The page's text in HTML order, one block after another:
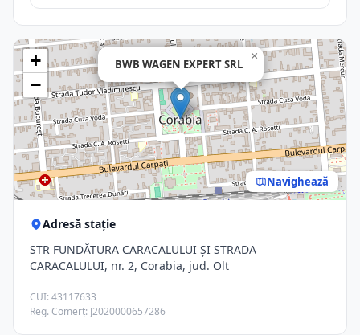
BWB WAGEN EXPERT SRL
×
+
−
Navighează
Adresă stație
STR FUNDĂTURA CARACALULUI ŞI STRADA
CARACALULUI, nr. 2, Corabia, jud. Olt
CUI: 43117633
Reg. Comerț: J2020000657286